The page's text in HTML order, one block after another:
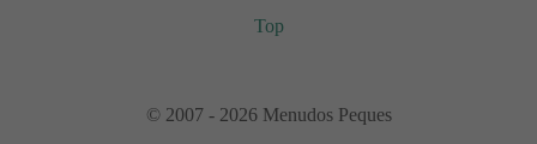
Top
© 2007 - 2026 Menudos Peques